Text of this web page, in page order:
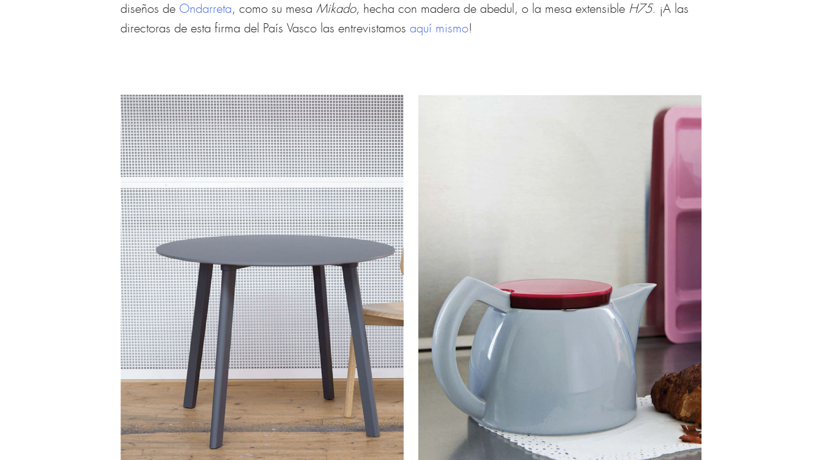
diseños de Ondarreta, como su mesa Mikado, hecha con madera de abedul, o la mesa extensible H75. ¡A las
directoras de esta firma del País Vasco las entrevistamos aquí mismo!